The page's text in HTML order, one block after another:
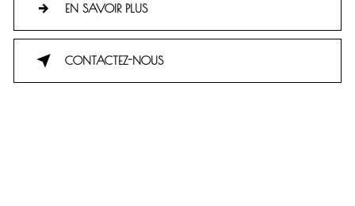
EN SAVOIR PLUS
CONTACTEZ-NOUS